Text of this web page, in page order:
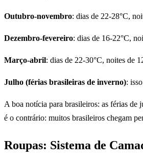
Outubro-novembro: dias de 22-28°C,
Dezembro-fevereiro: dias de 16-22°C,
Março-abril: dias de 22-30°C, noites de
Julho (férias brasileiras de inverno):
A boa notícia para brasileiros: as férias
é o contrário: muitos brasileiros chegam
Roupas: Sistema de